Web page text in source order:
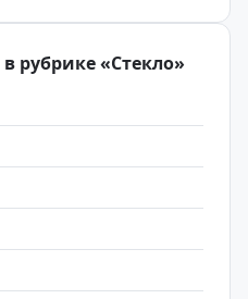
рубрике «Стекло»